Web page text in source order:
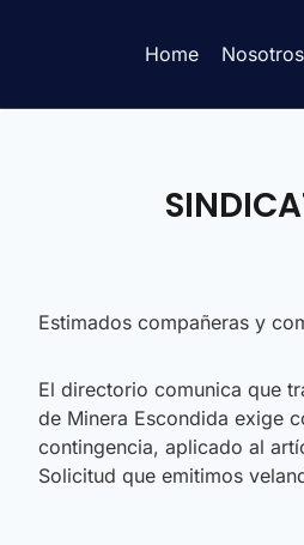
Home Nosotros
Estimados compañeras y
El directorio comunica que
de Minera Escondida exige
contingencia, aplicado al
Solicitud que emitimos